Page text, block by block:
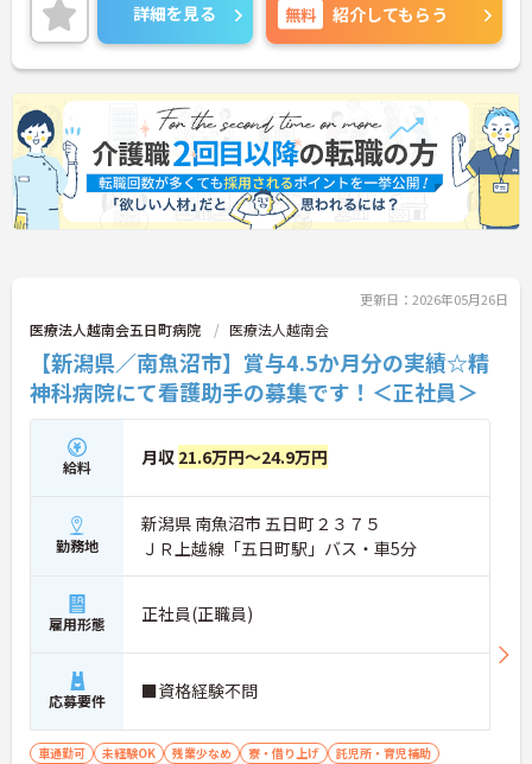
詳細を見る 無料 紹介してもらう
更新日：2026年05月26日
医療法人越南会五日町病院 医療法人越南会
【新潟県／南魚沼市】賞与4.5か月分の実績☆精
神科病院にて看護助手の募集です！＜正社員＞
給料 月収 21.6万円～24.9万円
勤務地
新潟県 南魚沼市 五日町２３７５
ＪＲ上越線「五日町駅」バス・車5分
雇用形態 正社員(正職員)
応募要件 ■資格経験不問
車通勤可 未経験OK 残業少なめ 寮・借り上げ
託児所・育児補助